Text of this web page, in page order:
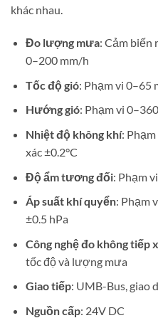
khác nhau.
Đo lượng mưa: Cảm biến
0–200 mm/h
Tốc độ gió: Phạm vi 0–65
Hướng gió: Phạm vi
Nhiệt độ không khí: Phạm
xác ±0.2°C
Độ ẩm tương đối: Phạm
Áp suất khí quyển: Phạm
±0.5 hPa
Công nghệ đo không tiếp
tốc độ và lượng mưa
Giao tiếp: UMB-Bus, giao
Nguồn cấp: 24V DC